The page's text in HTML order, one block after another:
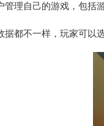
管理自己的游戏，包括
据都不一样，玩家可以